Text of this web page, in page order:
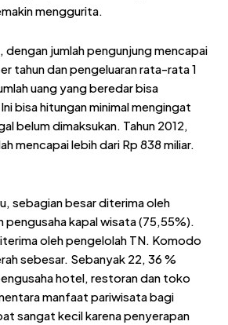
menggurita.
dengan jumlah pengunjung mencapai
tahun dan pengeluaran rata-rata 1
uang yang beredar bisa
bisa hitungan minimal mengingat
belum dimaksukan. Tahun 2012,
mencapai lebih dari Rp 838 miliar.
sebagian besar diterima oleh
kapal wisata (75,55%).
oleh pengelolah TN. Komodo
sebesar. Sebanyak 22, 36 %
hotel, restoran dan toko
manfaat pariwisata bagi
sangat kecil karena penyerapan